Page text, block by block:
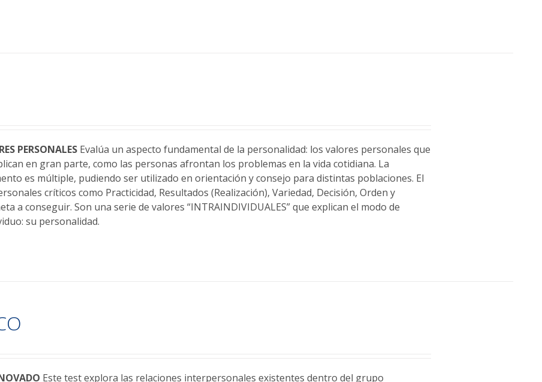
PERSONALES Evalúa un aspecto fundamental de la personalidad: los valores personales que
en gran parte, como las personas afrontan los problemas en la vida cotidiana. La
es múltiple, pudiendo ser utilizado en orientación y consejo para distintas poblaciones. El
críticos como Practicidad, Resultados (Realización), Variedad, Decisión, Orden y
a conseguir. Son una serie de valores “INTRAINDIVIDUALES” que explican el modo de
su personalidad.
Este test explora las relaciones interpersonales existentes dentro del grupo